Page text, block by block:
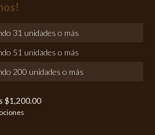
31 unidades o más
51 unidades o más
200 unidades o más
$1,200.00